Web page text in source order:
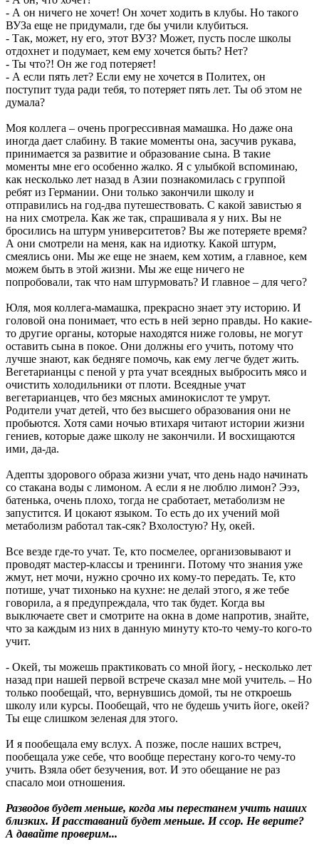
- А он ничего не хочет! Он хочет ходить в клубы. Но такого
ВУЗа еще не придумали, где бы учили клубиться.
- Так, может, ну его, этот ВУЗ? Может, пусть после школы
отдохнет и подумает, кем ему хочется быть? Нет?
- Ты что?! Он же год потеряет!
- А если пять лет? Если ему не хочется в Политех, он
поступит туда ради тебя, то потеряет пять лет. Ты об этом не
думала?
Моя коллега – очень прогрессивная мамашка. Но даже она
иногда дает слабину. В такие моменты она, засучив рукава,
принимается за развитие и образование сына. В такие
моменты мне его особенно жалко. Я с улыбкой вспоминаю,
как несколько лет назад в Азии познакомилась с группой
ребят из Германии. Они только закончили школу и
отправились на год-два путешествовать. С какой завистью я
на них смотрела. Как же так, спрашивала я у них. Вы не
бросились на штурм университетов? Вы же потеряете время?
А они смотрели на меня, как на идиотку. Какой штурм,
смеялись они. Мы же еще не знаем, кем хотим, а главное, кем
можем быть в этой жизни. Мы же еще ничего не
попробовали, так что нам штурмовать? И главное – для чего?
Юля, моя коллега-мамашка, прекрасно знает эту историю. И
головой она понимает, что есть в ней зерно правды. Но какие-
то другие органы, которые находятся ниже головы, не могут
оставить сына в покое. Они должны его учить, потому что
лучше знают, как бедняге помочь, как ему легче будет жить.
Вегетарианцы с пеной у рта учат всеядных выбросить мясо и
очистить холодильники от плоти. Всеядные учат
вегетарианцев, что без мясных аминокислот те умрут.
Родители учат детей, что без высшего образования они не
пробьются. Хотя сами ночью втихаря читают истории жизни
гениев, которые даже школу не закончили. И восхищаются
ими, да-да.
Адепты здорового образа жизни учат, что день надо начинать
со стакана воды с лимоном. А если я не люблю лимон? Эээ,
батенька, очень плохо, тогда не сработает, метаболизм не
запустится. И цокают языком. То есть до их учений мой
метаболизм работал так-сяк? Вхолостую? Ну, окей.
Все везде где-то учат. Те, кто посмелее, организовывают и
проводят мастер-классы и тренинги. Потому что знания уже
жмут, нет мочи, нужно срочно их кому-то передать. Те, кто
потише, учат тихонько на кухне: не делай этого, я же тебе
говорила, а я предупреждала, что так будет. Когда вы
выключаете свет и смотрите на окна в доме напротив, знайте,
что за каждым из них в данную минуту кто-то чему-то кого-то
учит.
- Окей, ты можешь практиковать со мной йогу, - несколько лет
назад при нашей первой встрече сказал мне мой учитель. – Но
только пообещай, что, вернувшись домой, ты не откроешь
школу или курсы. Пообещай, что не будешь учить йоге, окей?
Ты еще слишком зеленая для этого.
И я пообещала ему вслух. А позже, после наших встреч,
пообещала уже себе, что вообще перестану кого-то чему-то
учить. Взяла обет безучения, вот. И это обещание не раз
спасало мои отношения.
Разводов будет меньше, когда мы перестанем учить наших
близких. И расставаний будет меньше. И ссор. Не верите?
А давайте проверим...